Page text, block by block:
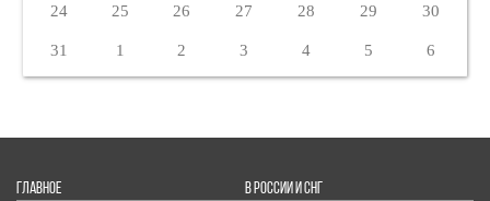
24 25 26 27 28 29 30
31 1 2 3 4 5 6
ГЛАВНОЕ В РОССИИ И СНГ